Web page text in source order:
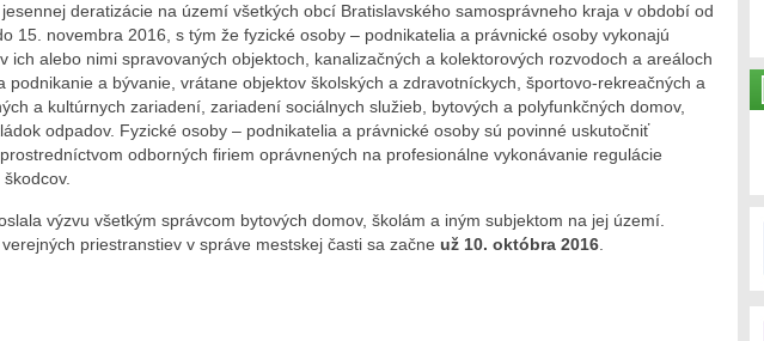
deratizácie na území všetkých obcí Bratislavského samosprávneho kraja v období od
15. novembra 2016, s tým že fyzické osoby – podnikatelia a právnické osoby vykonajú
ich alebo nimi spravovaných objektoch, kanalizačných a kolektorových rozvodoch a areáloch
podnikanie a bývanie, vrátane objektov školských a zdravotníckych, športovo-rekreačných a
a kultúrnych zariadení, zariadení sociálnych služieb, bytových a polyfunkčných domov,
odpadov. Fyzické osoby – podnikatelia a právnické osoby sú povinné uskutočniť
odborných firiem oprávnených na profesionálne vykonávanie regulácie
výzvu všetkým správcom bytových domov, školám a iným subjektom na jej území.
priestranstiev v správe mestskej časti sa začne už 10. októbra 2016